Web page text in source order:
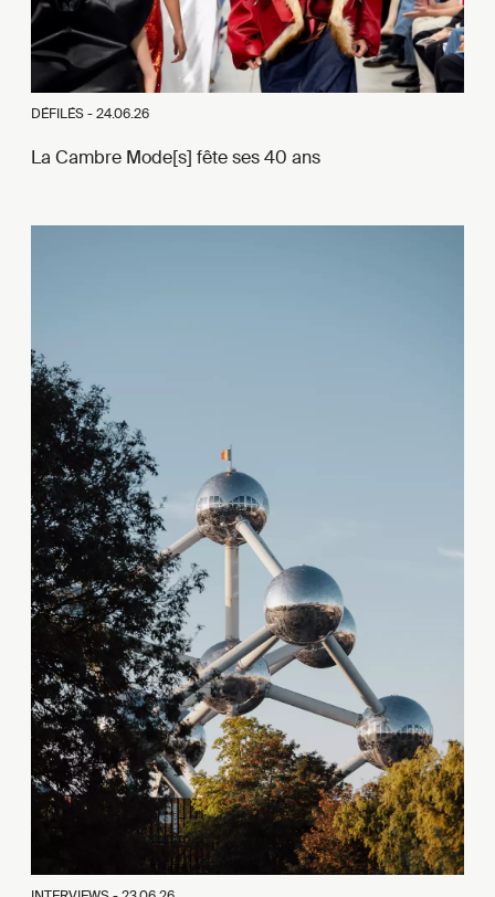
DÉFILÉS -24.06.26
La Cambre Mode[s] fête ses 40 ans